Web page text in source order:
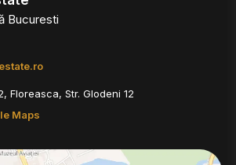
Bucuresti
Floreasca, Str. Glodeni 12
Maps